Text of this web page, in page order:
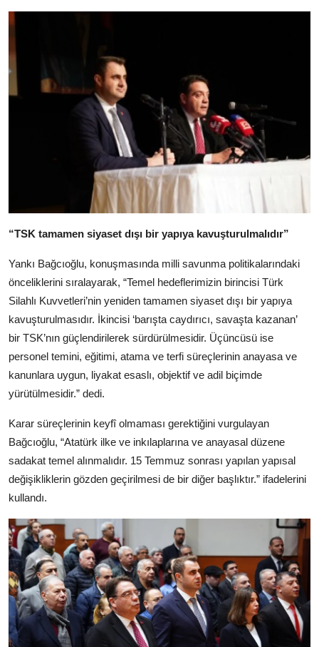
“TSK tamamen siyaset dışı bir yapıya kavuşturulmalıdır”
Yankı Bağcıoğlu, konuşmasında milli savunma politikalarındaki
önceliklerini sıralayarak, “Temel hedeflerimizin birincisi Türk
Silahlı Kuvvetleri’nin yeniden tamamen siyaset dışı bir yapıya
kavuşturulmasıdır. İkincisi ‘barışta caydırıcı, savaşta kazanan’
bir TSK’nın güçlendirilerek sürdürülmesidir. Üçüncüsü ise
personel temini, eğitimi, atama ve terfi süreçlerinin anayasa ve
kanunlara uygun, liyakat esaslı, objektif ve adil biçimde
yürütülmesidir.” dedi.
Karar süreçlerinin keyfî olmaması gerektiğini vurgulayan
Bağcıoğlu, “Atatürk ilke ve inkılaplarına ve anayasal düzene
sadakat temel alınmalıdır. 15 Temmuz sonrası yapılan yapısal
değişikliklerin gözden geçirilmesi de bir diğer başlıktır.” ifadelerini
kullandı.